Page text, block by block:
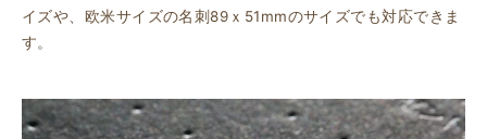
イズや、欧米サイズの名刺89ｘ51mmのサイズでも対応できま
す。